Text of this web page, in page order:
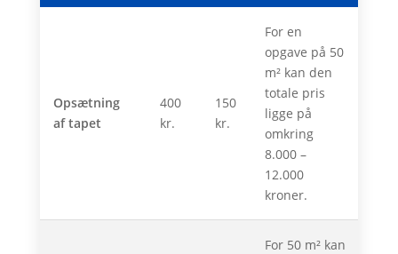
Opsætning
af tapet
400
kr.
150
kr.
For en
opgave på 50
m² kan den
totale pris
ligge på
omkring
8.000 –
12.000
kroner.
For 50 m² kan